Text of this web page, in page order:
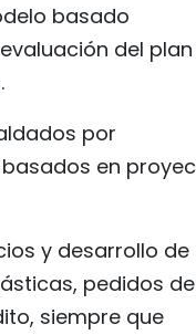
basado
del
por
en
y desarrollo de
pedidos de
siempre que